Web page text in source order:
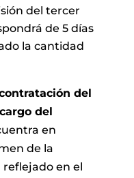
del tercer
de 5 días
la cantidad
del
del
en
de la
en el